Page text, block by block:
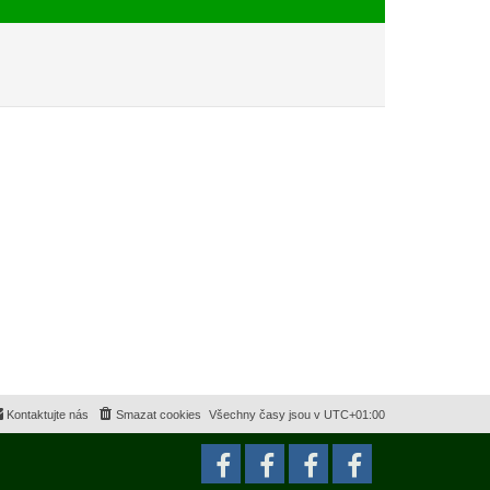
Všechny časy jsou v UTC+01:00
Smazat cookies
Kontaktujte nás